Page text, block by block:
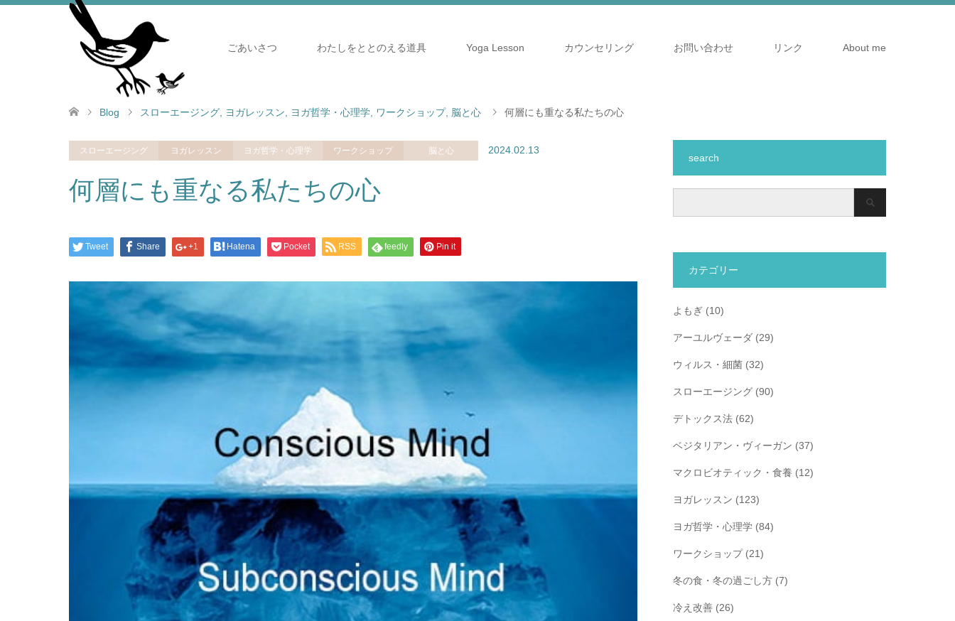
ごあいさつ わたしをととのえる道具 Yoga Lesson カウンセリング お問い合わせ リンク About me
Blog スローエージング ヨガレッスン ヨガ哲学・心理学 ワークショップ, 脳と心 何層にも重なる私たちの心
スローエージング ヨガレッスン ヨガ哲学・心理学 ワークショップ 脳と心 2024.02.13
何層にも重なる私たちの心
Tweet Share +1 Hatena Pocket RSS feedly Pin it
search
カテゴリー
よもぎ (10)
アーユルヴェーダ (29)
ウィルス・細菌 (32)
スローエージング (90)
デトックス法 (62)
ベジタリアン・ヴィーガン (37)
マクロビオティック・食養 (12)
ヨガレッスン (123)
ヨガ哲学・心理学 (84)
ワークショップ(21)
冬の食・冬の過ごし方 (7)
冷え改善 (26)